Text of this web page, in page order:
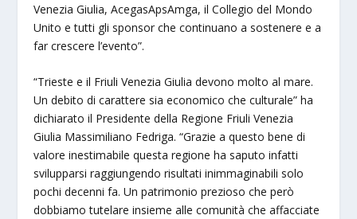
Venezia Giulia, AcegasApsAmga, il Collegio del Mondo
Unito e tutti gli sponsor che continuano a sostenere e a
far crescere l’evento”.
“Trieste e il Friuli Venezia Giulia devono molto al mare.
Un debito di carattere sia economico che culturale” ha
dichiarato il Presidente della Regione Friuli Venezia
Giulia Massimiliano Fedriga. “Grazie a questo bene di
valore inestimabile questa regione ha saputo infatti
svilupparsi raggiungendo risultati inimmaginabili solo
pochi decenni fa. Un patrimonio prezioso che però
dobbiamo tutelare insieme alle comunità che affacciate